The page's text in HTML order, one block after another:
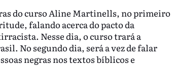
do curso Aline Martinells, no primeiro
falando acerca do pacto da
Nesse dia, o curso trará a
No segundo dia, será a vez de falar
negras nos textos bíblicos e